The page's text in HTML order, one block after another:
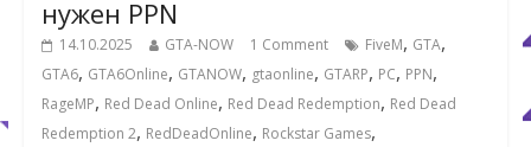
нужен PPN
14.10.2025 GTA-NOW 1 Comment FiveM, GTA,
GTA6, GTA6Online, GTANOW, gtaonline, GTARP, PC, PPN,
RageMP, Red Dead Online, Red Dead Redemption, Red Dead
Redemption 2, RedDeadOnline, Rockstar Games,